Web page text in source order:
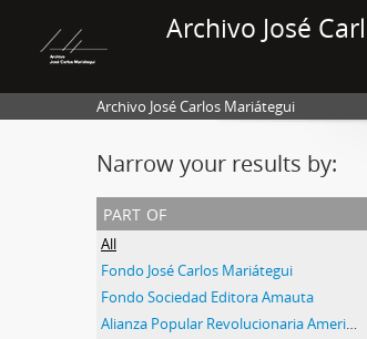
Archivo José
Archivo José Carlos Mariátegui
Narrow your results by:
part of
All
Fondo José Carlos Mariátegui
Fondo Sociedad Editora Amauta
Alianza Popular Revolucionaria Americana-APRA (Colección)